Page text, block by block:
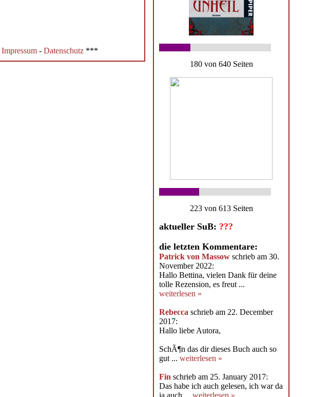
Impressum- Datenschutz***
180 von 640 Seiten
223 von 613 Seiten
aktueller SuB: ???
die letzten Kommentare:
Patrick von Massow schrieb am 30.
November 2022:
Hallo Bettina, vielen Dank für deine
tolle Rezension, es freut ...
weiterlesen »
Rebeccaschrieb am 22. December
2017:
Hallo liebe Autora,
SchÃ¶n das dir dieses Buch auch so
gut ...weiterlesen »
Finschrieb am 25. January 2017:
Das habe ich auch gelesen, ich war da
ja auch ...weiterlesen »